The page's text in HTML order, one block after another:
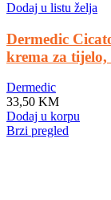
Dodaj u listu želja
Dermedic
krema za tijelo,
Dermedic
33,50 KM
Dodaj u korpu
Brzi pregled